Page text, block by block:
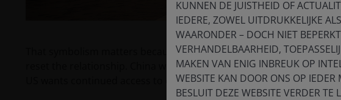
That symbolism matters because both sides enter the summit
reset the relationship. China wants trade stability at a time when
US wants continued access to critical inputs, while also preserving
KUNNEN DE JUISTHEID OF
IEDERE, ZOWEL UITDRUKKELIJKE
WAARONDER – DOCH NIET
VERHANDELBAARHEID,
MAKEN VAN ENIG INBREUK OP
WEBSITE KAN DOOR ONS OP
BESLUIT DEZE WEBSITE VERDER